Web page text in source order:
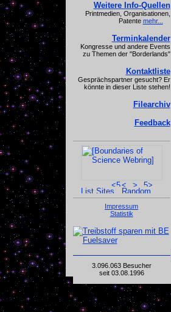
Weitere Info-Quellen
Printmedien, Organisationen,
Patente mehr...
Terminkalender
Kongresse und andere Events
zu Themen der "Borderlands"
Kontaktliste
Gesprächspartner gesucht? Er
könnte in dieser Liste stehen!
Filearchiv
Feedback
Impressum
Statistik
3.096.063 Besucher
seit 03.08.1996